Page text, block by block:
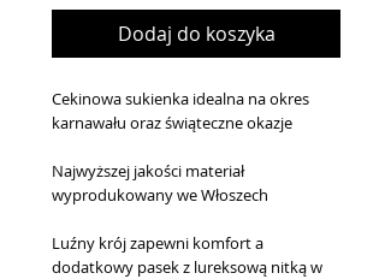
Dodaj do koszyka
Cekinowa sukienka idealna na okres
karnawału oraz świąteczne okazje
Najwyższej jakości materiał
wyprodukowany we Włoszech
Luźny krój zapewni komfort a
dodatkowy pasek z lureksową nitką w